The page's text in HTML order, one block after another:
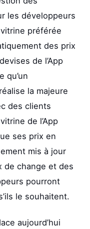
les développeurs
préférée
des prix
de l’App
qu’un
la majeure
des clients
de l’App
ses prix en
mis à jour
de change et des
pourront
le souhaitent.
aujourd’hui